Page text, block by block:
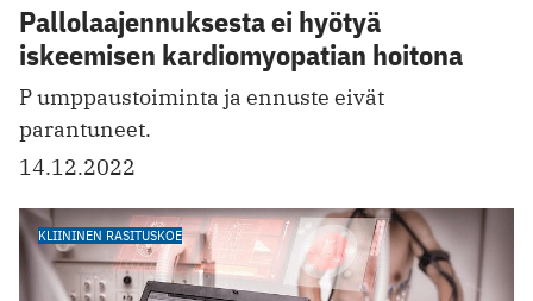
Pallolaajennuksesta ei hyötyä
iskeemisen kardiomyopatian hoitona
P umppaustoiminta ja ennuste eivät
parantuneet.
14.12.2022
KLIININEN RASITUSKOE